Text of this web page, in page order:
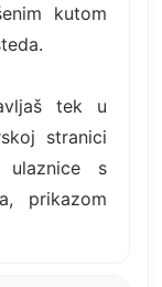
kutom
tek u
stranici
ulaznice s
prikazom